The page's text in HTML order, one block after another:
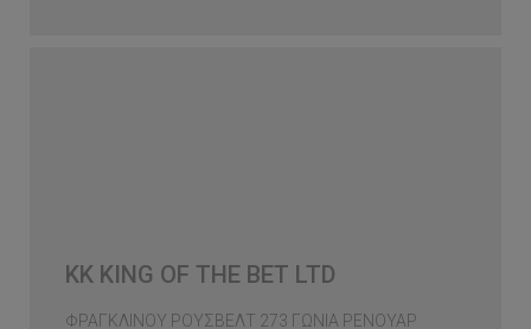
KK KING OF THE BET LTD
ΦΡΑΓΚΛΙΝΟΥ ΡΟΥΣΒΕΛΤ 273 ΓΩΝΙΑ ΡΕΝΟΥΑΡ